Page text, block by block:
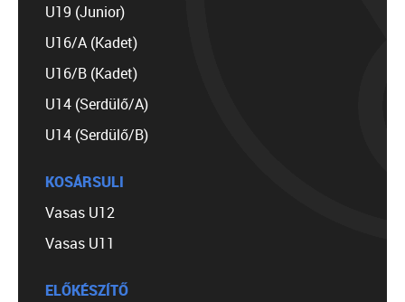
U19 (Junior)
U16/A (Kadet)
U16/B (Kadet)
U14 (Serdülő/A)
U14 (Serdülő/B)
KOSÁRSULI
Vasas U12
Vasas U11
ELŐKÉSZÍTŐ